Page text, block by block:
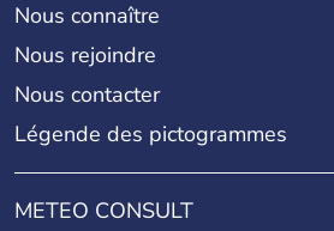
Nous connaître
Nous rejoindre
Nous contacter
Légende des pictogrammes
METEO CONSULT